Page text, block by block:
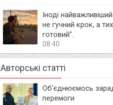
Іноді
не гучний крок, а
готовий”.
08:40
Авторські статті
Об‘єднюємось
перемоги